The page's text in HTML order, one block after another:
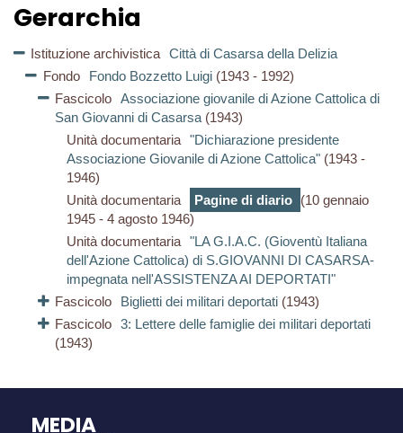
Gerarchia
Istituzione archivistica
Città di Casarsa della Delizia
Fondo
Fondo Bozzetto Luigi(1943 - 1992)
Fascicolo Associazione giovanile di Azione Cattolica di
San Giovanni di Casarsa(1943)
Unità documentaria
"Dichiarazione presidente
Associazione Giovanile di Azione Cattolica" (1943 -
1946)
Unità documentaria
Pagine di diario (10 gennaio
1945 - 4 agosto 1946)
Unità documentaria
"LA G.I.A.C. (Gioventù Italiana
dell'Azione Cattolica) di S.GIOVANNI DI CASARSA-
impegnata nell'ASSISTENZA AI DEPORTATI"
Fascicolo
Biglietti dei militari deportati(1943)
Fascicolo 3: Lettere delle famiglie dei militari deportati
(1943)
MEDIA